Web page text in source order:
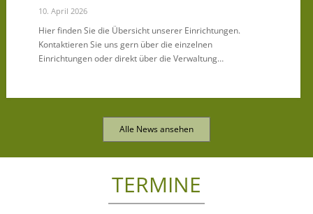
10. April 2026
Hier finden Sie die Übersicht unserer Einrichtungen.
Kontaktieren Sie uns gern über die einzelnen
Einrichtungen oder direkt über die Verwaltung…
Alle News ansehen
TERMINE